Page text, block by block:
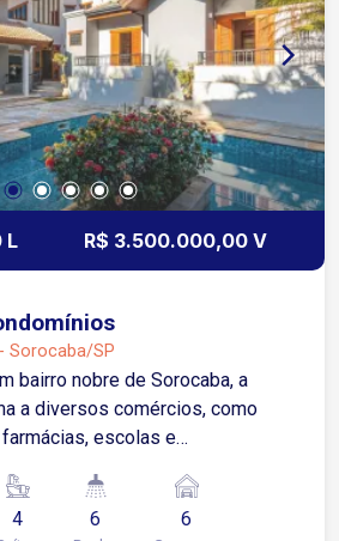
L R$ 3.500.000,00 V
Sorocaba/SP
bairro nobre de Sorocaba, a
a diversos comércios, como
escolas e
Venha se
casa super aconchegante e
4 6 6